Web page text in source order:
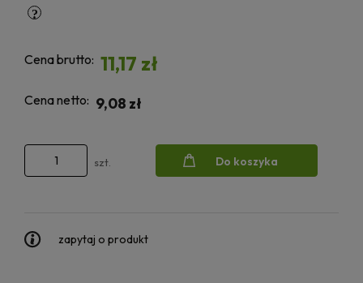
Cena brutto: 11,17 zł
Cena netto: 9,08 zł
szt. Do koszyka
zapytaj o produkt